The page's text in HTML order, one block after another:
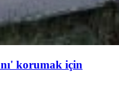
korumak için